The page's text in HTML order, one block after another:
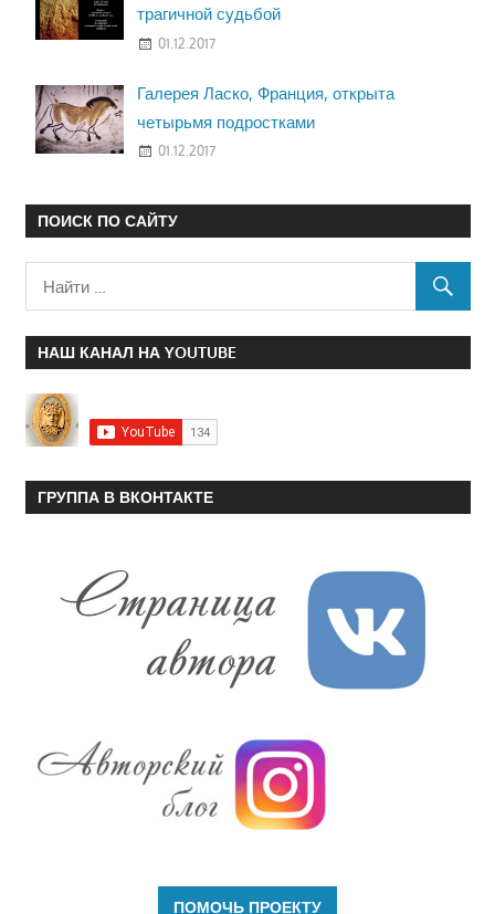
трагичной судьбой
01.12.2017
Галерея Ласко, Франция, открыта
четырьмя подростками
01.12.2017
ПОИСК ПО САЙТУ
НАШ КАНАЛ НА YOUTUBE
ГРУППА В ВКОНТАКТЕ